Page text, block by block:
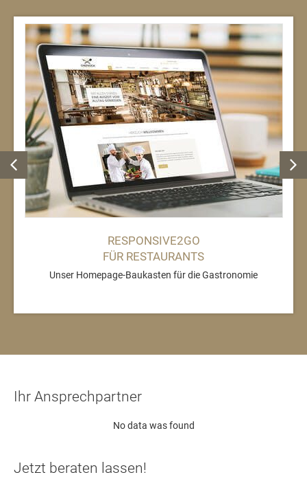
RESPONSIVE2GO
FÜR RESTAURANTS
Unser Homepage-Baukasten für die Gastronomie
Ihr Ansprechpartner
No data was found
Jetzt beraten lassen!